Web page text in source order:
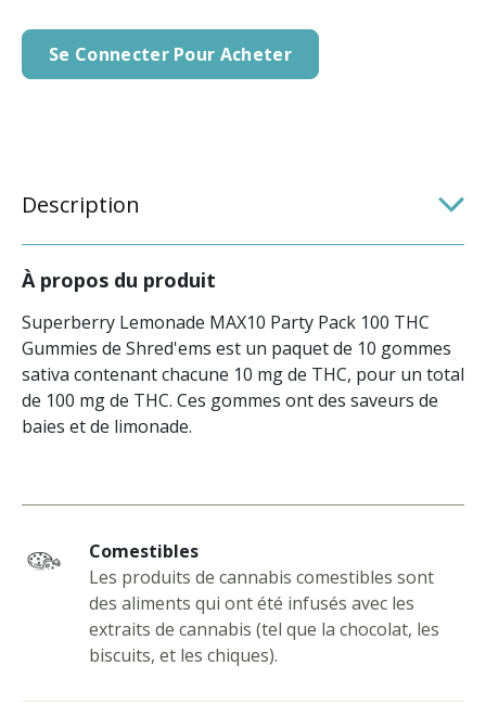
Se Connecter Pour Acheter
Description
À propos du produit
Superberry Lemonade MAX10 Party Pack 100 THC
Gummies de Shred'ems est un paquet de 10 gommes
sativa contenant chacune 10 mg de THC, pour un total
de 100 mg de THC. Ces gommes ont des saveurs de
baies et de limonade.
Comestibles
Les produits de cannabis comestibles sont
des aliments qui ont été infusés avec les
extraits de cannabis (tel que la chocolat, les
biscuits, et les chiques).